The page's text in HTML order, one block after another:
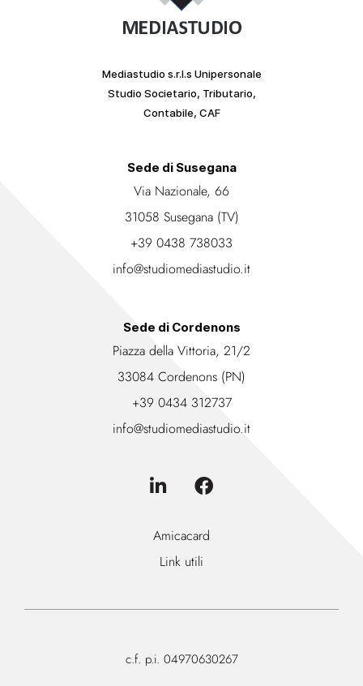
Mediastudio s.r.l.s Unipersonale
Studio Societario, Tributario,
Contabile, CAF
Sede di Susegana
Via Nazionale, 66
31058 Susegana (TV)
+39 0438 738033
info@studiomediastudio.it
Sede di Cordenons
Piazza della Vittoria, 21/2
33084 Cordenons (PN)
+39 0434 312737
info@studiomediastudio.it
Amicacard
Link utili
c.f. p.i. 04970630267